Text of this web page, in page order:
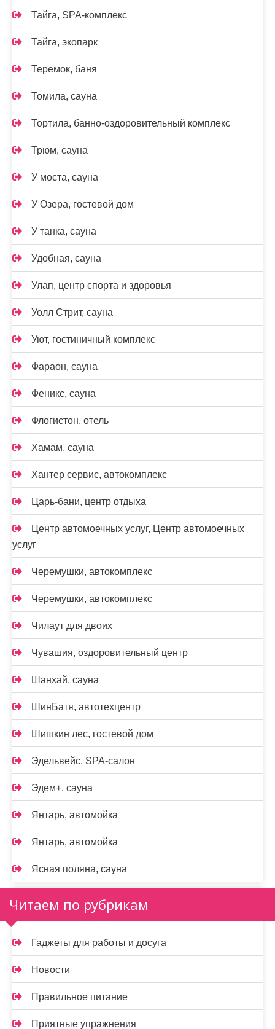
Тайга, SPA-комплекс
Тайга, экопарк
Теремок, баня
Томила, сауна
Тортила, банно-оздоровительный комплекс
Трюм, сауна
У моста, сауна
У Озера, гостевой дом
У танка, сауна
Удобная, сауна
Улап, центр спорта и здоровья
Уолл Стрит, сауна
Уют, гостиничный комплекс
Фараон, сауна
Феникс, сауна
Флогистон, отель
Хамам, сауна
Хантер сервис, автокомплекс
Царь-бани, центр отдыха
Центр автомоечных услуг, Центр автомоечных
услуг
Черемушки, автокомплекс
Черемушки, автокомплекс
Чилаут для двоих
Чувашия, оздоровительный центр
Шанхай, сауна
ШинБатя, автотехцентр
Шишкин лес, гостевой дом
Эдельвейс, SPA-салон
Эдем+, сауна
Янтарь, автомойка
Янтарь, автомойка
Ясная поляна, сауна
Читаем по рубрикам
Гаджеты для работы и досуга
Новости
Правильное питание
Приятные упражнения